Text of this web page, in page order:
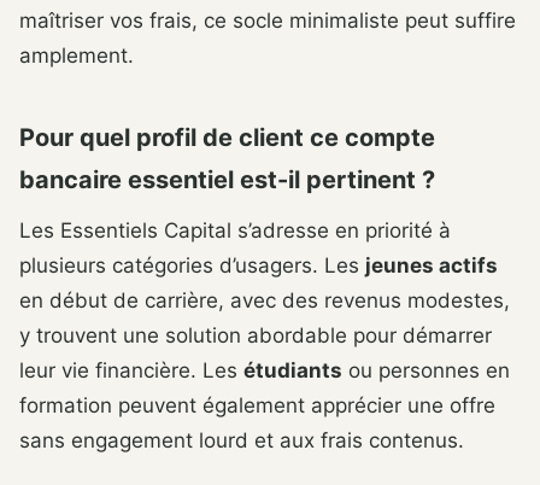
maîtriser vos frais, ce socle minimaliste peut suffire
amplement.
Pour quel profil de client ce compte
bancaire essentiel est-il pertinent ?
Les Essentiels Capital s’adresse en priorité à
plusieurs catégories d’usagers. Les jeunes actifs
en début de carrière, avec des revenus modestes,
y trouvent une solution abordable pour démarrer
leur vie financière. Les étudiants ou personnes en
formation peuvent également apprécier une offre
sans engagement lourd et aux frais contenus.